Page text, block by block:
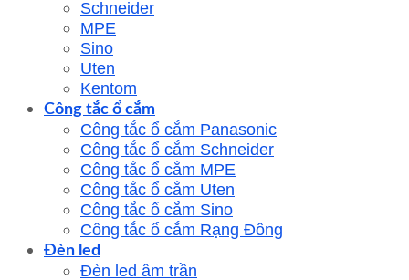
Schneider
MPE
Sino
Uten
Kentom
Công tắc ổ cắm
Công tắc ổ cắm Panasonic
Công tắc ổ cắm Schneider
Công tắc ổ cắm MPE
Công tắc ổ cắm Uten
Công tắc ổ cắm Sino
Công tắc ổ cắm Rạng Đông
Đèn led
Đèn led âm trần